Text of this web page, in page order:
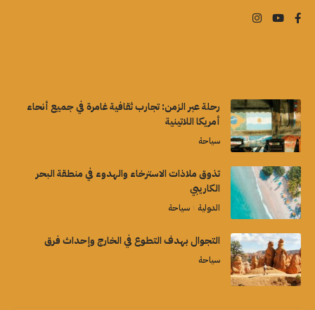
رحلة عبر الزمن: تجارب ثقافية غامرة في جميع أنحاء
أمريكا اللاتينية
سياحة
تذوق ملاذات الاسترخاء والهدوء في منطقة البحر
الكاريبي
الدولية سياحة
التجوال بهدف التطوع في الخارج وإحداث فرق
سياحة